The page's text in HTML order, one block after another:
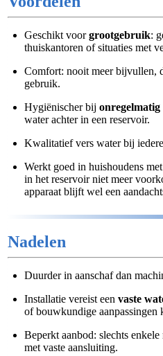
Geschikt voorgrootgebruik:
thuiskantoren of situaties met
Comfort: nooit meer bijvullen,
gebruik.
Hygiënischer bij
water achter in een reservoir.
Kwalitatief vers water bij
Werkt goed in huishoudens
in het reservoir niet meer
apparaat blijft wel een
Nadelen
Duurder in aanschaf dan
Installatie vereist een vaste
of bouwkundige aanpassingen
Beperkt aanbod: slechts
met vaste aansluiting.